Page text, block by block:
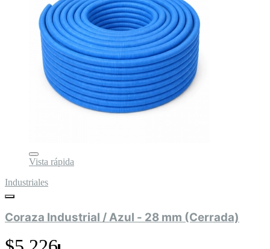
Vista rápida
Industriales
Coraza Industrial / Azul - 28 mm (Cerrada)